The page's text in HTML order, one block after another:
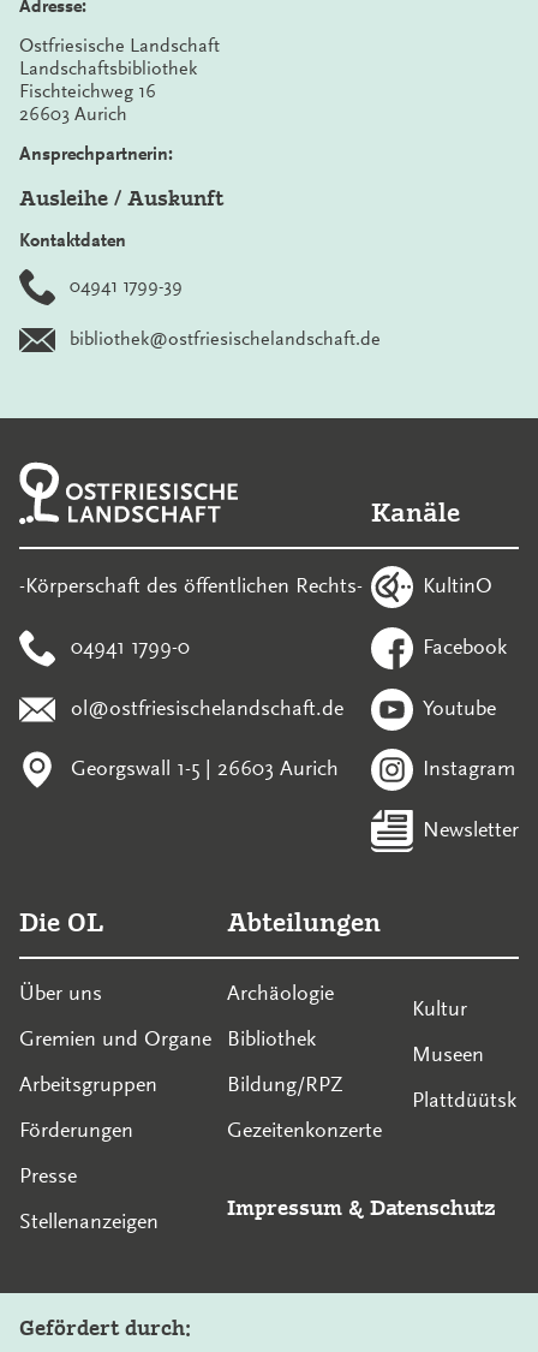
Adresse:
Ostfriesische Landschaft
Landschaftsbibliothek
Fischteichweg 16
26603 Aurich
Ansprechpartnerin:
Ausleihe / Auskunft
Kontaktdaten
04941 1799-39
bibliothek@ostfriesischelandschaft.de
-Körperschaft des öffentlichen Rechts-
04941 1799-0
ol@ostfriesischelandschaft.de
Georgswall 1-5 | 26603 Aurich
Kanäle
KultinO
Facebook
Youtube
Instagram
Newsletter
Die OL
Über uns
Gremien und Organe
Arbeitsgruppen
Förderungen
Presse
Stellenanzeigen
Abteilungen
Archäologie
Bibliothek
Bildung/RPZ
Gezeitenkonzerte
Kultur
Museen
Plattdüütsk
Impressum & Datenschutz
Gefördert durch: